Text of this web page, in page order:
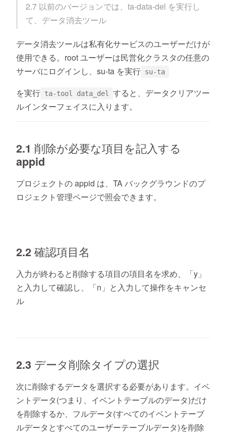
2.7 以前のバージョンでは、ta-data-del を実行し
て、データ消去ツール
データ消去ツールは私有化サービスのユーザーだけが
使用できる。root ユーザーは民営化クラスタの任意の
サーバにログインし、su-ta を実行 su-ta
を実行 ta-tool data_del すると、データクリアツー
ルインターフェイスに入ります。
2.1 削除が必要な項目を記入する
appid
プロジェクトの appid は、TA バックグラウンドのプ
ロジェクト管理ページで照会できます。
2.2 確認項目名
入力が終わると削除する項目の項目名を求め、「y」
と入力して確認し、「n」と入力して操作をキャンセ
ル
2.3 データ削除タイプの選択
次に削除するデータを選択する必要があります。イベ
ントデータ(つまり、イベントテーブルのデータ)だけ
を削除するか、フルデータ(すべてのイベントテーブ
ルデータとすべてのユーザーテーブルデータ)を削除